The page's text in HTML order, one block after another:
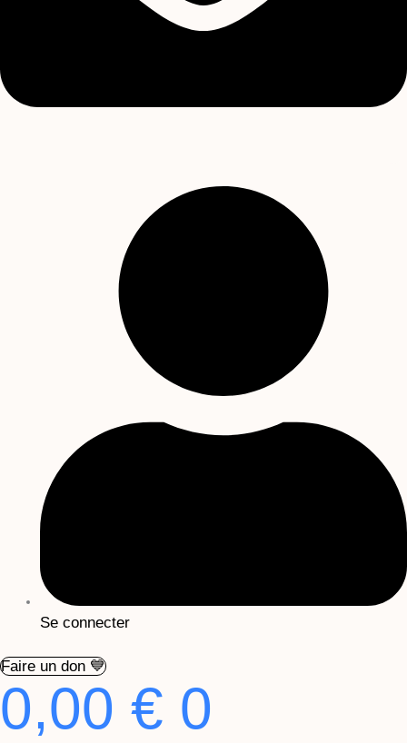
Se connecter
Faire un don 💙
0,00 € 0